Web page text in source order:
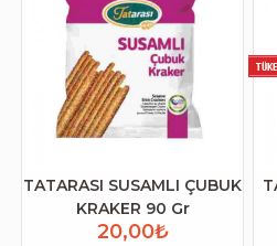
TATARASI SUSAMLI ÇUBUK
KRAKER 90 Gr
20,00₺